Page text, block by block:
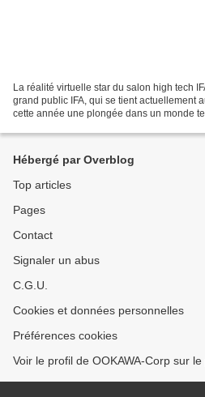
La réalité virtuelle star du salon high tech
grand public IFA, qui se tient actuellement
cette année une plongée dans un monde
Hébergé par Overblog
Top articles
Pages
Contact
Signaler un abus
C.G.U.
Cookies et données personnelles
Préférences cookies
Voir le profil de OOKAWA-Corp sur